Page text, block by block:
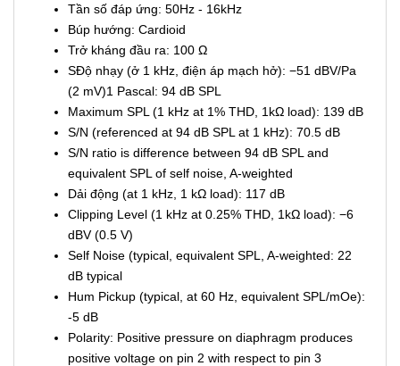
Tần số đáp ứng: 50Hz - 16kHz
Búp hướng: Cardioid
Trở kháng đầu ra: 100 Ω
SĐộ nhạy (ở 1 kHz, điện áp mạch hở): −51 dBV/Pa
(2 mV)1 Pascal: 94 dB SPL
Maximum SPL (1 kHz at 1% THD, 1kΩ load): 139 dB
S/N (referenced at 94 dB SPL at 1 kHz): 70.5 dB
S/N ratio is difference between 94 dB SPL and
equivalent SPL of self noise, A-weighted
Dải động (at 1 kHz, 1 kΩ load): 117 dB
Clipping Level (1 kHz at 0.25% THD, 1kΩ load): −6
dBV (0.5 V)
Self Noise (typical, equivalent SPL, A-weighted: 22
dB typical
Hum Pickup (typical, at 60 Hz, equivalent SPL/mOe):
-5 dB
Polarity: Positive pressure on diaphragm produces
positive voltage on pin 2 with respect to pin 3